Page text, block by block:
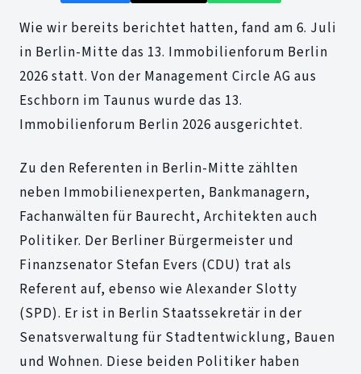
Wie wir bereits berichtet hatten, fand am 6. Juli
in Berlin-Mitte das 13. Immobilienforum Berlin
2026 statt. Von der Management Circle AG aus
Eschborn im Taunus wurde das 13.
Immobilienforum Berlin 2026 ausgerichtet.
Zu den Referenten in Berlin-Mitte zählten
neben Immobilienexperten, Bankmanagern,
Fachanwälten für Baurecht, Architekten auch
Politiker. Der Berliner Bürgermeister und
Finanzsenator Stefan Evers (CDU) trat als
Referent auf, ebenso wie Alexander Slotty
(SPD). Er ist in Berlin Staatssekretär in der
Senatsverwaltung für Stadtentwicklung, Bauen
und Wohnen. Diese beiden Politiker haben